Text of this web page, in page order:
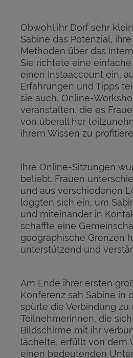
Obwohl ihr Dorf sehr
Sabine das Potenzial,
Methoden über das
Sie richtete eine
einen Instaaccount ein,
Erfahrungen und Tipps
sie auch, Online-
veranstalten, die es
von überall her
ihrem Wissen zu
Ihre Online-Sitzungen
beliebt. Frauen
und aus verschiedenen
loggten sich ein, um
und miteinander in
schaffte eine
geographische Grenzen
unterstützend und
Am Ende ihrer ersten
Konferenz sah Sabine in
spürte die Verbindung zu
Teilnehmerinnen, die
Bildschirme mit ihr
lächelte, erfüllt von dem
einen bedeutenden